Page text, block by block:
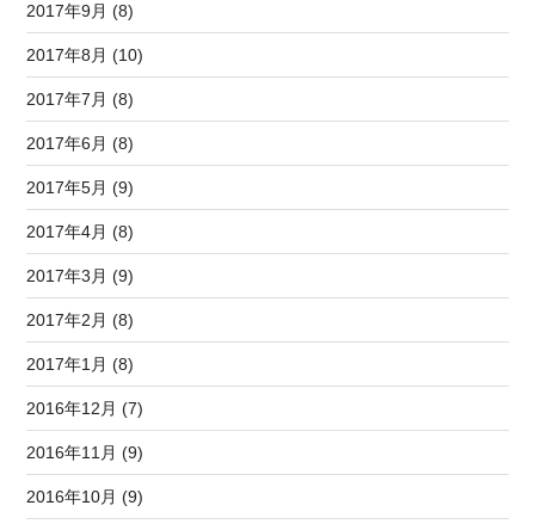
2017年9月 (8)
2017年8月 (10)
2017年7月 (8)
2017年6月 (8)
2017年5月 (9)
2017年4月 (8)
2017年3月 (9)
2017年2月 (8)
2017年1月 (8)
2016年12月 (7)
2016年11月 (9)
2016年10月 (9)